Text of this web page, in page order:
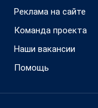
Реклама на сайте
Команда проекта
Наши вакансии
Помощь